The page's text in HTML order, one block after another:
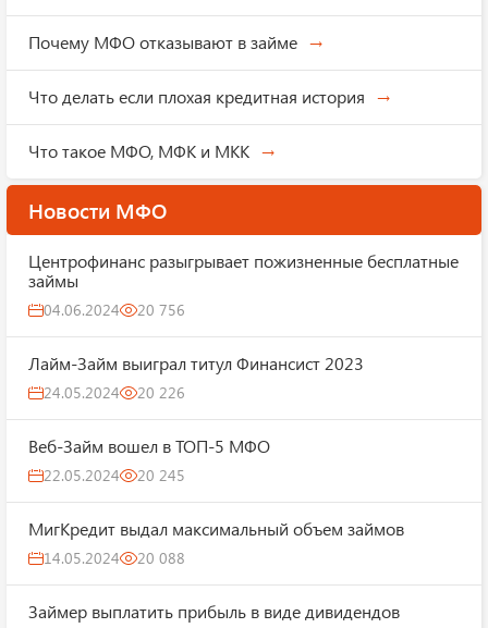
Почему МФО отказывают в займе
Что делать если плохая кредитная история
Что такое МФО, МФК и МКК
Новости МФО
Центрофинанс разыгрывает пожизненные бесплатные
займы
04.06.2024 20 756
Лайм-Займ выиграл титул Финансист 2023
24.05.2024 20 226
Веб-Займ вошел в ТОП-5 МФО
22.05.2024 20 245
МигКредит выдал максимальный объем займов
14.05.2024 20 088
Займер выплатить прибыль в виде дивидендов